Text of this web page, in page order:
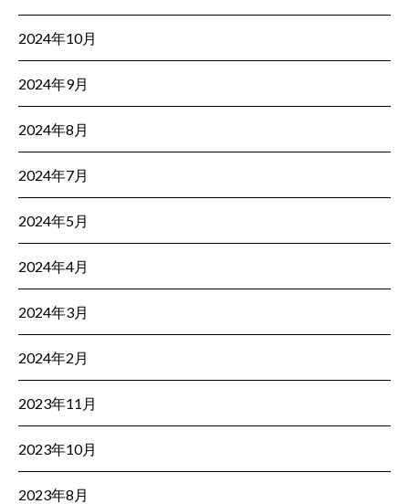
2024年10月
2024年9月
2024年8月
2024年7月
2024年5月
2024年4月
2024年3月
2024年2月
2023年11月
2023年10月
2023年8月